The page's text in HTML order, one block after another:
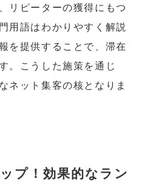
リピーターの獲得にもつ
用語はわかりやすく解説
を提供することで、滞在
。こうした施策を通じ
ネット集客の核となりま
プ！効果的なラン